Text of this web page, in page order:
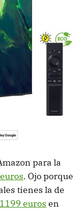
para la
. Ojo porque
tienes la de
1199 euros en